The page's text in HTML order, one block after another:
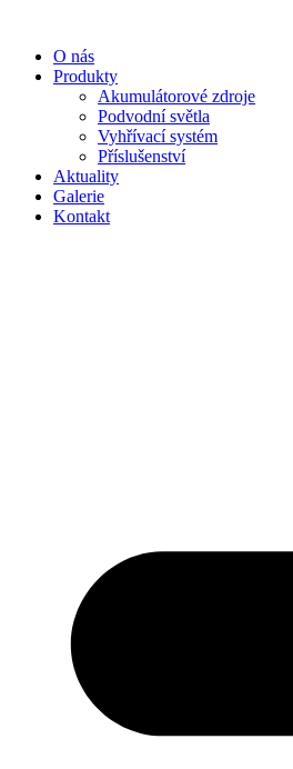
obsahuO nás
Produkty
Akumulátorové zdroje
Podvodní světla
Vyhřívací systém
Příslušenství
Aktuality
Galerie
Kontakt